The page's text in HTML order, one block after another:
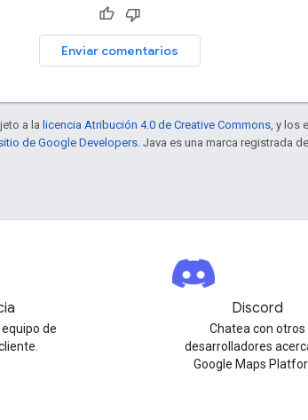
Enviar comentarios
a la licencia Atribución 4.0 de Creative Commons , y
de Google Developers . Java es una marca registrada
de
Discord
Chatea con otros
desarrolladores
Google Maps